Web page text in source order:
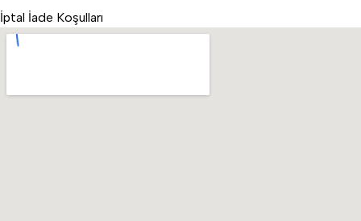
İptal İade Koşulları